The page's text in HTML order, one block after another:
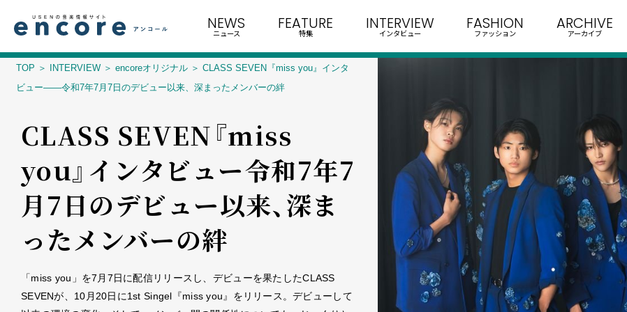
NEWS
ニュース
FEATURE
特集
INTERVIEW
インタビュー
FASHION
ファッション
ARCHIVE
アーカイブ
TOP INTERVIEW encoreオリジナル
CLASS SEVEN『miss you』インタ
ビュー――令和7年7月7日のデビュー以来、深まったメンバーの絆
CLASS SEVEN『miss
you』インタビュー――令和7年7
月7日のデビュー以来、深ま
ったメンバーの絆
「miss you」を7月7日に配信リリースし、デビューを果たしたCLASS
SEVENが、10月20日に1st Singel『miss you』をリリース。デビューして